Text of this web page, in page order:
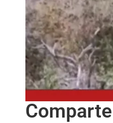
Comparte